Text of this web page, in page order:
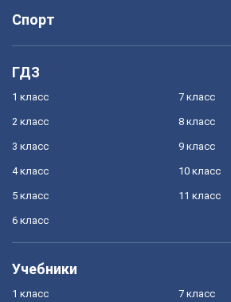
Спорт
ГДЗ
1 класс
2 класс
3 класс
4 класс
5 класс
6 класс
7 класс
8 класс
9 класс
10 класс
11 класс
Учебники
1 класс 7 класс